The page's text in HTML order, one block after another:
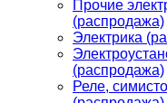
Прочие
(распродажа)
Электрика
(распродажа)
Реле,